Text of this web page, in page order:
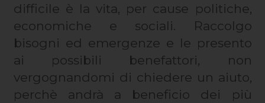
difficile è la vita, per cause politiche,
economiche e sociali. Raccolgo
bisogni ed emergenze e le presento
ai possibili benefattori, non
vergognandomi di chiedere un aiuto,
perchè andrà a beneficio dei più